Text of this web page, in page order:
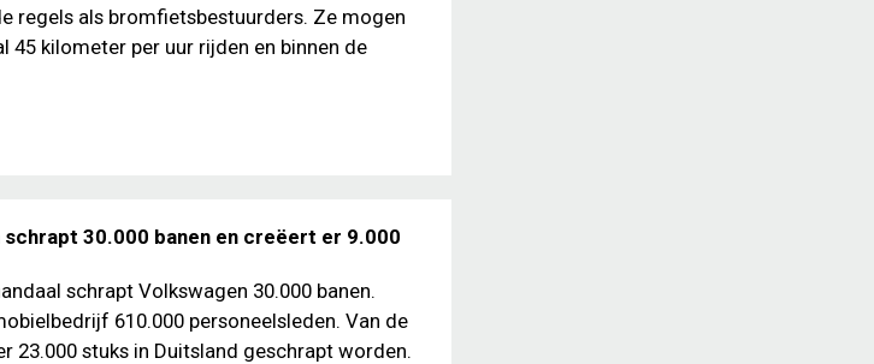
regels als bromfietsbestuurders. Ze mogen
45 kilometer per uur rijden en binnen de
schrapt 30.000 banen en creëert er 9.000
schrapt Volkswagen 30.000 banen.
610.000 personeelsleden. Van de
23.000 stuks in Duitsland geschrapt worden.